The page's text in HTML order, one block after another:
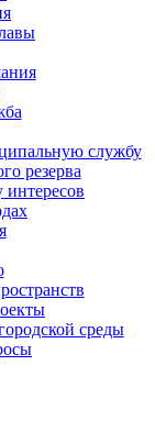
службу
резерва
среды